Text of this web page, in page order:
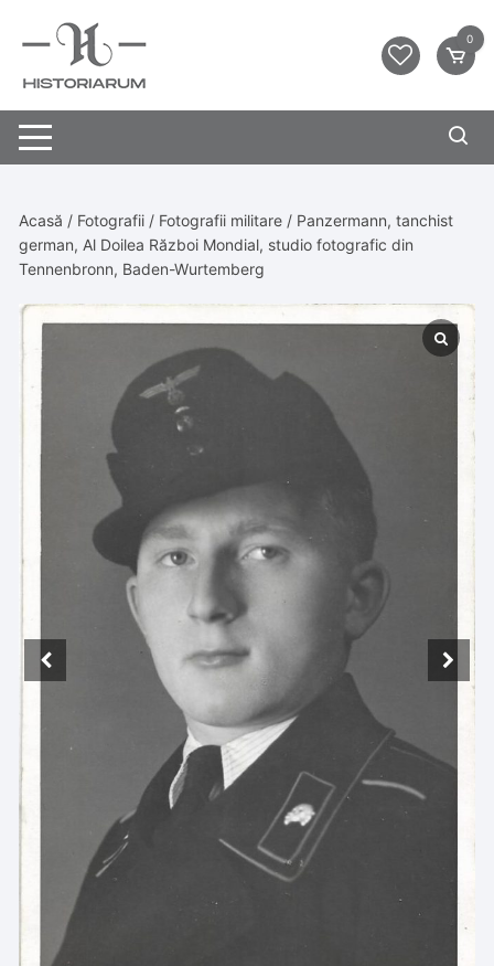
0
Acasă / Fotografii / Fotografii militare / Panzermann, tanchist
german, Al Doilea Război Mondial, studio fotografic din
Tennenbronn, Baden-Wurtemberg